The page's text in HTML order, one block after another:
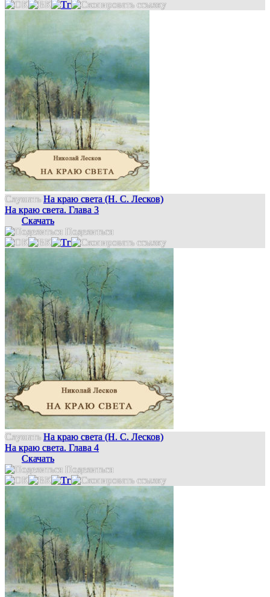
Слушать На краю света (Н. С. Лесков)
На краю света. Глава 3
Скачать
Поделиться
Слушать На краю света (Н. С. Лесков)
На краю света. Глава 4
Скачать
Поделиться